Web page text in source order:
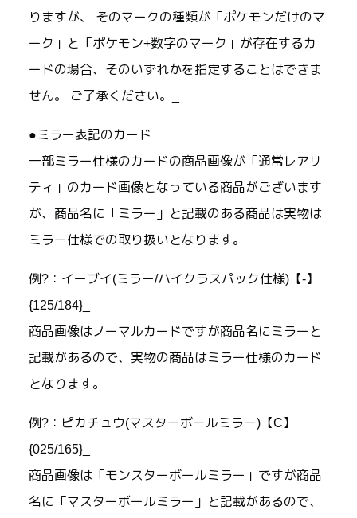
りますが、 そのマークの種類が「ポケモンだけのマ
ーク」と「ポケモン+数字のマーク」が存在するカ
ードの場合、そのいずれかを指定することはできま
せん。 ご了承ください。_
●ミラー表記のカード
一部ミラー仕様のカードの商品画像が「通常レアリ
ティ」のカード画像となっている商品がございます
が、商品名に「ミラー」と記載のある商品は実物は
ミラー仕様での取り扱いとなります。
例?：イーブイ(ミラー/ハイクラスパック仕様)【-】
{125/184}_
商品画像はノーマルカードですが商品名にミラーと
記載があるので、実物の商品はミラー仕様のカード
となります。
例?：ピカチュウ(マスターボールミラー)【C】
{025/165}_
商品画像は「モンスターボールミラー」ですが商品
名に「マスターボールミラー」と記載があるので、